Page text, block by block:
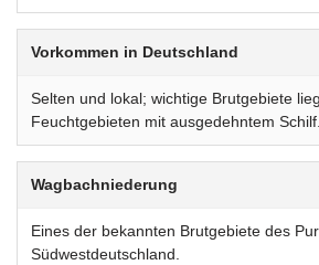
Vorkommen in Deutschland
Selten und lokal; wichtige Brutgebiete
Feuchtgebieten mit ausgedehntem Schilf.
Wagbachniederung
Eines der bekannten Brutgebiete des
Südwestdeutschland.